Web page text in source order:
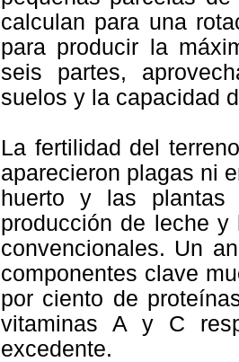
calculan para una
para producir la
seis partes,
suelos y la capacidad
La fertilidad del
aparecieron plagas ni
huerto y las plantas
producción de leche
convencionales. Un
componentes clave
por ciento de
vitaminas A y C
excedente.